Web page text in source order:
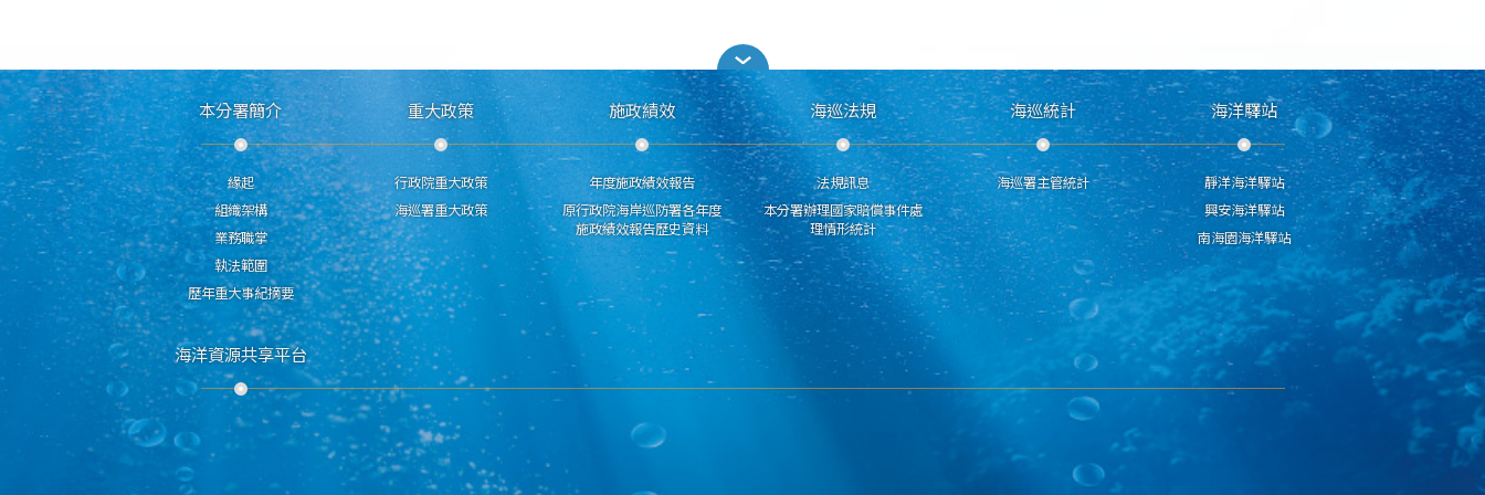
本分署簡介
緣起
組織架構
業務職掌
執法範圍
歷年重大事紀摘要
重大政策
行政院重大政策
海巡署重大政策
施政績效
年度施政績效報告
原行政院海岸巡防署各年度
施政績效報告歷史資料
海巡法規
法規訊息
本分署辦理國家賠償事件處
理情形統計
海巡統計
海巡署主管統計
海洋驛站
靜洋海洋驛站
興安海洋驛站
南海園海洋驛站
海洋資源共享平台